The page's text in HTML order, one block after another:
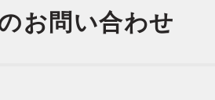
お問い合わせ